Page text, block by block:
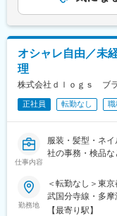
オシャレ自由／未
理
株式会社ｄｌｏｇｓ ブ
正社員 転勤なし 職
仕事内容
服装・髪型・ネ
社の事務・検品な
勤務地
＜転勤なし＞東
武国分寺線・多
【最寄り駅】